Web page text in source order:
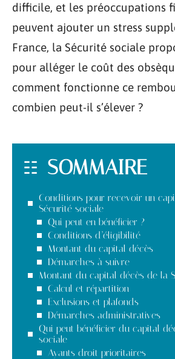
difficile, et les préoccupations
peuvent ajouter un stress
France, la Sécurité sociale
pour alléger le coût des
comment fonctionne ce
combien peut-il s’élever ?
SOMMAIRE
Conditions pour recevoir un
Sécurité sociale
Qui peut en bénéficier ?
Conditions d’éligibilité
Montant du capital décès
Démarches à suivre
Montant du capital décès de la
Calcul et répartition
Exclusions et plafonds
Démarches administratives
Qui peut bénéficier du capital
sociale
Ayants droit prioritaires